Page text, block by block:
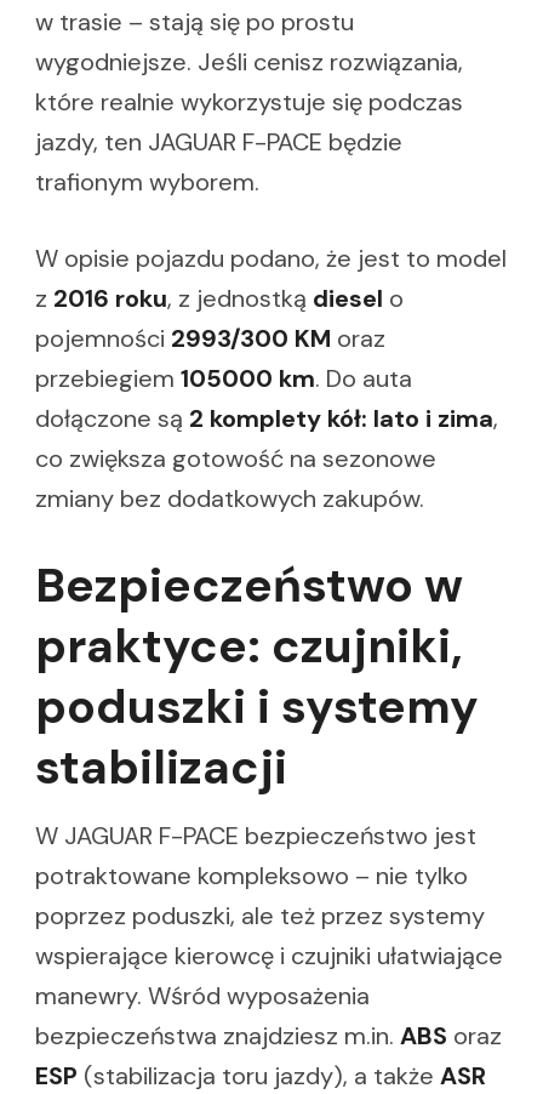
w trasie – stają się po prostu
wygodniejsze. Jeśli cenisz rozwiązania,
które realnie wykorzystuje się podczas
jazdy, ten JAGUAR F-PACE będzie
trafionym wyborem.
W opisie pojazdu podano, że jest to model
z 2016 roku, z jednostką diesel o
pojemności 2993/300 KM oraz
przebiegiem 105000 km. Do auta
dołączone są 2 komplety kół: lato i zima,
co zwiększa gotowość na sezonowe
zmiany bez dodatkowych zakupów.
Bezpieczeństwo w
praktyce: czujniki,
poduszki i systemy
stabilizacji
W JAGUAR F-PACE bezpieczeństwo jest
potraktowane kompleksowo – nie tylko
poprzez poduszki, ale też przez systemy
wspierające kierowcę i czujniki ułatwiające
manewry. Wśród wyposażenia
bezpieczeństwa znajdziesz m.in. ABS oraz
ESP (stabilizacja toru jazdy), a także ASR